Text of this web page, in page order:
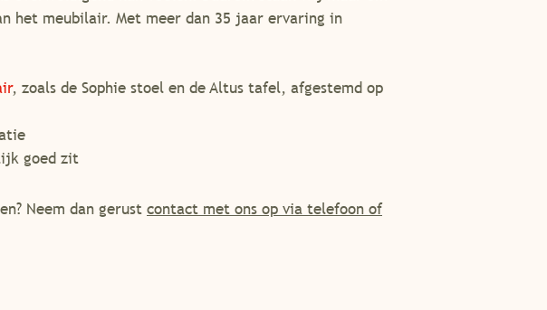
het meubilair. Met meer dan 35 jaar ervaring in
, zoals de Sophie stoel en de Altus tafel, afgestemd op
goed zit
Neem dan gerust contact met ons op via telefoon of